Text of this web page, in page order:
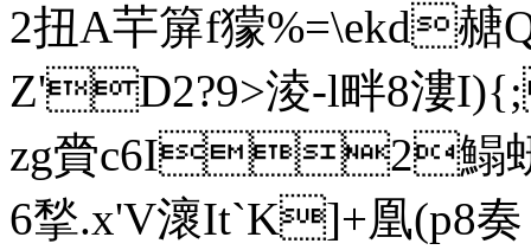
2扭A芉箳f獴%=\ekd赯Q
Z'D2?9>淩-l畔8漊
zg賫c6I2鰨蚈
6揫.x'V瀤It`K]+凰(p8奏